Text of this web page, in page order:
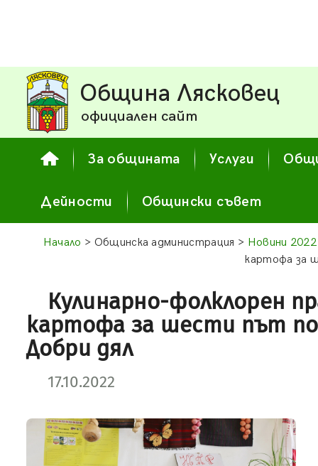
Община Лясковец
официален сайт
За общината Услуги
Дейности Общински съвет
Начало > Общинска администрация > Новини 2022
картофа за
Кулинарно-фолклорен
картофа за шести път
Добри дял
17.10.2022